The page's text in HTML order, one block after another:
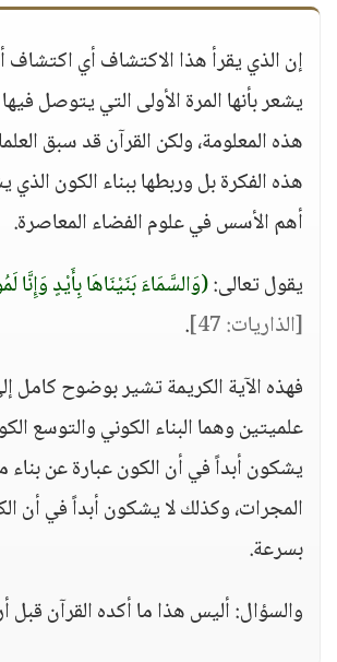
إن الذي يقرأ هذا الاكتشاف أي
يشعر بأنها المرة الأولى التي يتوصل
هذه المعلومة، ولكن القرآن قد سبق
هذه الفكرة بل وربطها ببناء الكون
أهم الأسس في علوم الفضاء المعاصرة.
يقول تعالى:(وَالسَّمَاءَ بَنَيْنَاهَا بِأَيْدٍ
[الذاريات: 47]
.
فهذه الآية الكريمة تشير بوضوح كامل
علميتين وهما البناء الكوني والتوسع
يشكون أبداً في أن الكون عبارة عن
المجرات، وكذلك لا يشكون أبداً في أن
بسرعة.
والسؤال: أليس هذا ما أكده القرآن قبل